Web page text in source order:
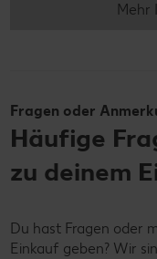
Mehr
Fragen oder
Häufige
zu deinem
Du hast Fragen oder
Einkauf geben? Wir